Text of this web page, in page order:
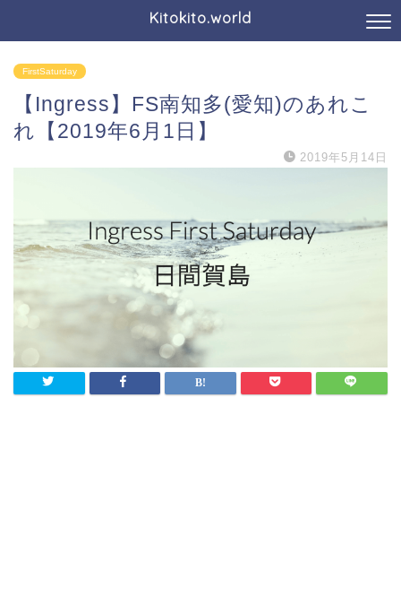
Kitokito.world
FirstSaturday
【Ingress】FS南知多(愛知)のあれこ
れ【2019年6月1日】
2019年5月14日